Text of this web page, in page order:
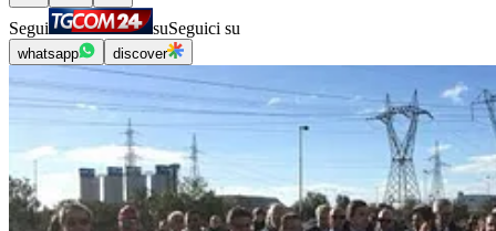
Segui suSeguici su
whatsapp discover